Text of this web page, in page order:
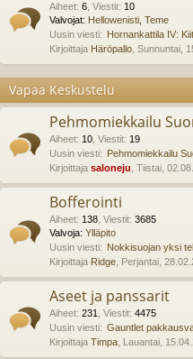
Aiheet: 6 Viestit: 10
Valvojat: Hellowenisti Teme
Uusin viesti: Hornankattila IV:
Kirjoittaja Häröpallo , Sunnuntai,
Vapaa Keskustelu
Pehmomiekkailu
Aiheet: 10 Viestit: 19
Uusin viesti: Pehmomiekkailu
Kirjoittaja saloneju , Tiistai,
Bofferointi
Aiheet: 138 Viestit: 3685
Valvoja: Ylläpito
Uusin viesti: Nokkisuojan yksi
Kirjoittaja Ridge , Perjantai,
Aseet ja panssarit
Aiheet: 231 Viestit: 4475
Uusin viesti: Gauntlet
Kirjoittaja Timpa , Lauantai,